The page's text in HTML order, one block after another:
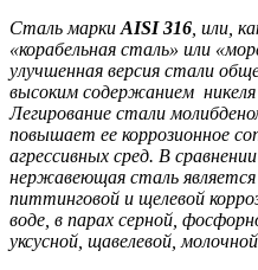
Сталь марки AISI 316 , или,
«корабельная сталь» или
улучшенная версия стали
высоким содержанием
Легирование стали
повышает ее коррозионное
агрессивных сред. В
нержавеющая сталь
питтинговой и щелевой
воде, в парах серной,
уксусной, щавелевой,